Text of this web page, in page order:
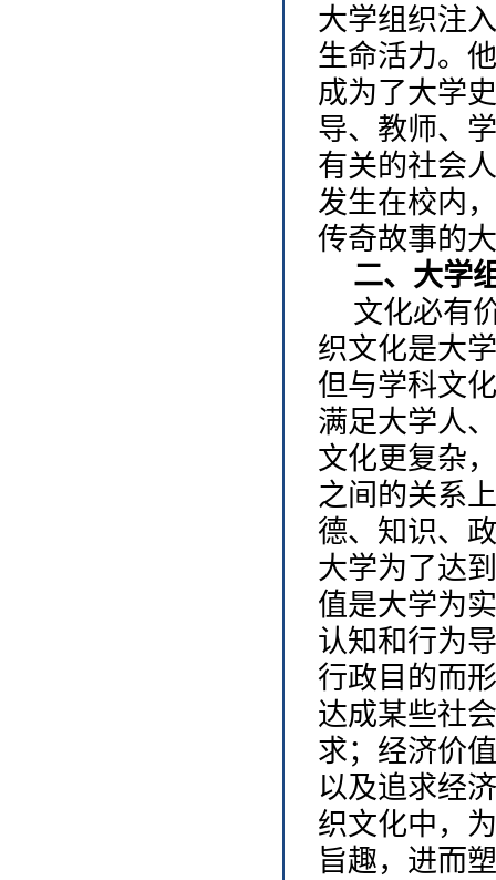
大学组织注
生命活力。
成为了大学
导、教师、
有关的社会
发生在校内
传奇故事的
二、大学
文化必有
织文化是大
但与学科文
满足大学人
文化更复杂
之间的关系
德、知识、
大学为了达
值是大学为
认知和行为
行政目的而
达成某些社
求；经济价
以及追求经
织文化中，
旨趣，进而